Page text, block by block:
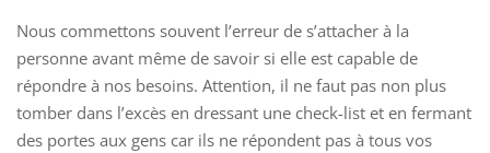
Nous commettons souvent l’erreur de s’attacher à la
personne avant même de savoir si elle est capable de
répondre à nos besoins. Attention, il ne faut pas non plus
tomber dans l’excès en dressant une check-list et en fermant
des portes aux gens car ils ne répondent pas à tous vos